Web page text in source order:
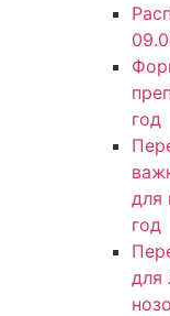
год
для
год
для